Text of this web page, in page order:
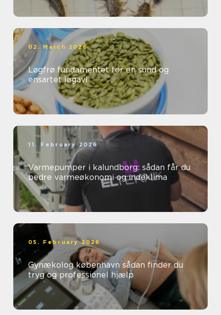
02. March 2026
Løgfrø fundamentet for en sund og
ensartet løgavl
11. February 2026
Varmepumper i kalundborg: sådan får du
bedre varmeøkonomi og indeklima
05. February 2026
Gynækolog københavn sådan finder du
tryg og professionel hjælp